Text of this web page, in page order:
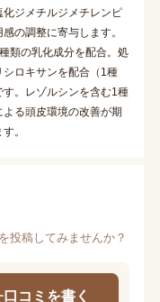
ジメチルジメチレンピ
の調整に寄与します。
類の乳化成分を配合。処
ロキサンを配合（1種
。レゾルシンを含む1種
る頭皮環境の改善が期
。
投稿してみませんか？
口コミを書く